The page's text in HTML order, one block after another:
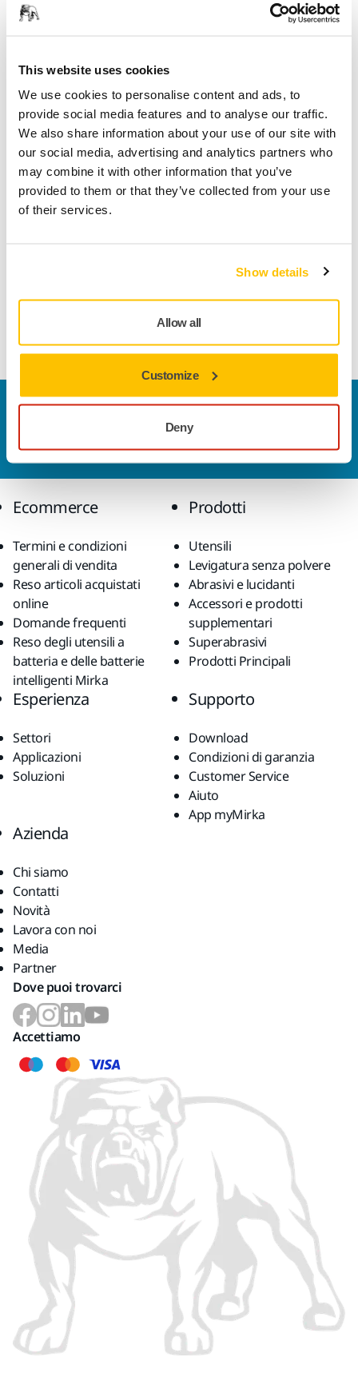
This website uses cookies
We use cookies to personalise content and ads, to
provide social media features and to analyse our traffic.
We also share information about your use of our site with
our social media, advertising and analytics partners who
may combine it with other information that you’ve
provided to them or that they’ve collected from your use
of their services.
Show details
Allow all
Customize
Deny
Spedizione tracciabile
Effettua un reso facilmente su www.mirka.com/it-
it/supporto/reso-articoli
Informazioni sul prodotto
Quando viene fissato ad un tubo di aspirazione della
Contattaci
Contattaci
esperti risponderà al più presto alle tue domande.
Ecommerce
Termini e condizioni
generali di vendita
Reso articoli acquistati
online
Domande frequenti
Reso degli utensili a
batteria e delle batterie
intelligenti Mirka
Prodotti
Utensili
Levigatura senza polvere
Abrasivi e lucidanti
Accessori e prodotti
supplementari
Superabrasivi
Prodotti Principali
Esperienza
Settori
Applicazioni
Soluzioni
Supporto
Download
Condizioni di garanzia
Customer Service
Aiuto
App myMirka
Azienda
Chi siamo
Contatti
Novità
Lavora con noi
Media
Partner
Dove puoi trovarci
Accettiamo